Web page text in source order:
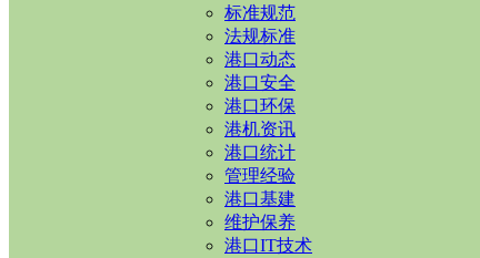
标准规范
法规标准
港口动态
港口安全
港口环保
港机资讯
港口统计
管理经验
港口基建
维护保养
港口IT技术